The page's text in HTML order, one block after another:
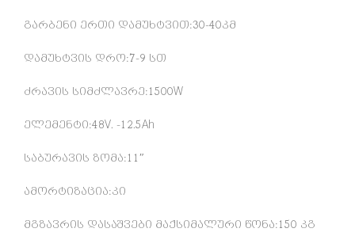
გარბენი ერთი დამუხტვით:30-40კმ
დამუხტვის დრო:7-9 სთ
ძრავის სიმძლავრე:1500W
ელემენტი:48V. -12.5Ah
საბურავის ზომა:11″
ამორტიზაცია:კი
მგზავრის დასაშვები მაქსიმალური წონა:150 კგ